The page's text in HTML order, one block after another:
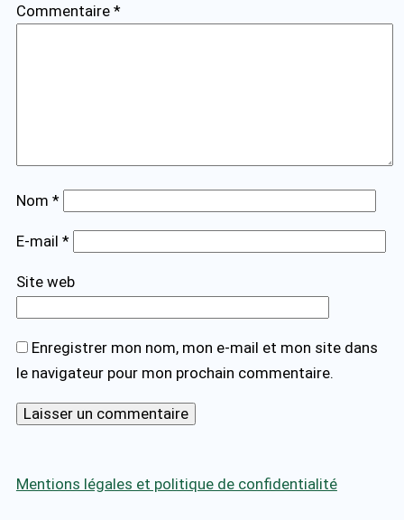
Commentaire *
Nom *
E-mail *
Site web
Enregistrer mon nom, mon e-mail et mon site dans
le navigateur pour mon prochain commentaire.
Mentions légales et politique de confidentialité